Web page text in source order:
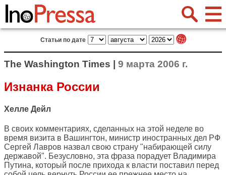
Статьи по дате
The Washington Times | 9 марта 2006 г.
Изнанка России
Хелле Дейл
В своих комментариях, сделанных на этой неделе во
время визита в Вашингтон, министр иностранных дел РФ
Сергей Лавров назвал свою страну "набирающей силу
державой". Безусловно, эта фраза порадует Владимира
Путина, который после прихода к власти поставил перед